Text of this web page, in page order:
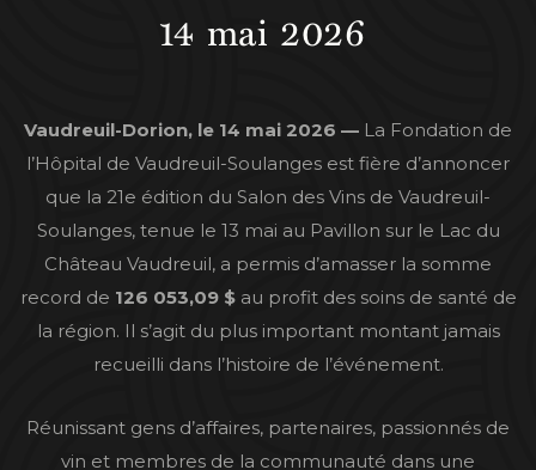
14 mai 2026
Vaudreuil-Dorion, le 14 mai 2026 — La Fondation de
l’Hôpital de Vaudreuil-Soulanges est fière d’annoncer
que la 21e édition du Salon des Vins de Vaudreuil-
Soulanges, tenue le 13 mai au Pavillon sur le Lac du
Château Vaudreuil, a permis d’amasser la somme
record de 126 053,09 $au profit des soins de santé de
la région. Il s’agit du plus important montant jamais
recueilli dans l’histoire de l’événement.
Réunissant gens d’affaires, partenaires, passionnés de
vin et membres de la communauté dans une